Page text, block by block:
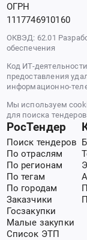
ОГРН
1117746910160
ОКВЭД: 62.01
обеспечения
Код ИТ-
предоставления
информационно-
Мы используем
для поиска
РосТендер
Поиск тендеров
По отраслям
По регионам
По тегам
По городам
Заказчики
Госзакупки
Малые закупки
Список ЭТП